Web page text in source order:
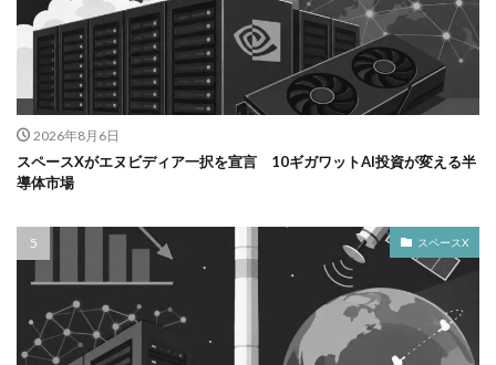
2026年8月6日
スペースXがエヌビディア一択を宣言 10ギガワットAI投資が変える半
導体市場
スペースX